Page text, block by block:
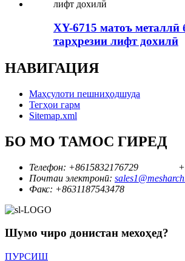
XY-6715 матоъ металлӣ
тарҳрезии лифт дохилӣ
НАВИГАЦИЯ
Маҳсулоти пешниҳодшуда
Тегҳои гарм
Sitemap.xml
БО МО ТАМОС ГИРЕД
Телефон: +8615832176729
Почтаи электронӣ:
Факс: +8631187543478
Шумо чиро донистан мехоҳед?
ПУРСИШ